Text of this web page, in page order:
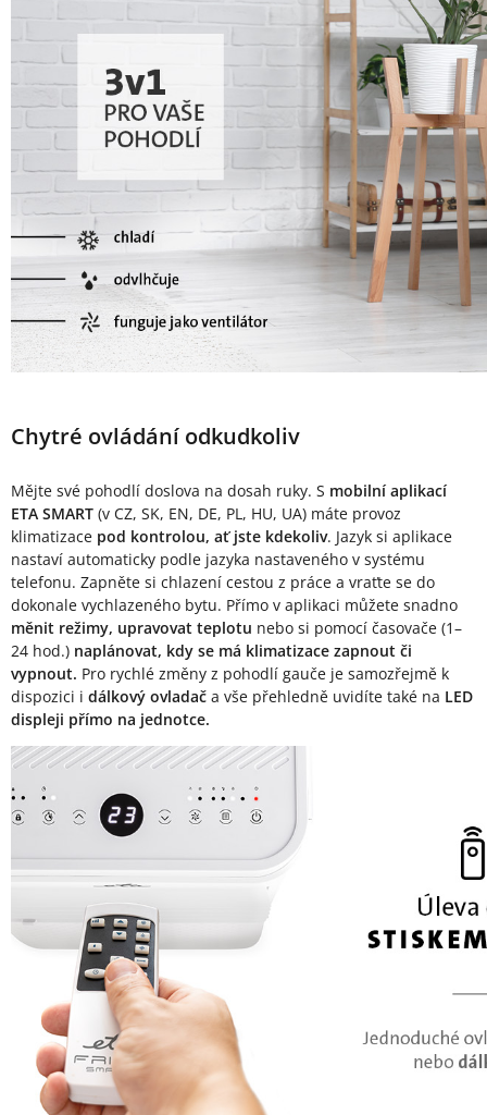
Chytré ovládání odkudkoliv
Mějte své pohodlí doslova na dosah ruky. S mobilní aplikací
ETA SMART (v CZ, SK, EN, DE, PL, HU, UA) máte provoz
klimatizace pod kontrolou, ať jste kdekoliv. Jazyk si aplikace
nastaví automaticky podle jazyka nastaveného v systému
telefonu. Zapněte si chlazení cestou z práce a vraťte se do
dokonale vychlazeného bytu. Přímo v aplikaci můžete snadno
měnit režimy, upravovat teplotu nebo si pomocí časovače (1–
24 hod.) naplánovat, kdy se má klimatizace zapnout či
vypnout. Pro rychlé změny z pohodlí gauče je samozřejmě k
dispozici i dálkový ovladač a vše přehledně uvidíte také na LED
displeji přímo na jednotce.